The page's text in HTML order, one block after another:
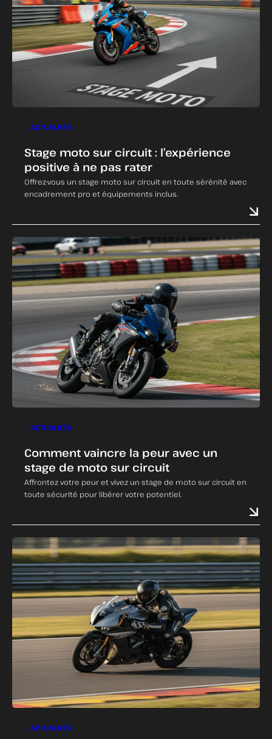
ACTUALITÉS
Stage moto sur circuit : l’expérience
positive à ne pas rater
Offrez-vous un stage moto sur circuit en toute sérénité avec
encadrement pro et équipements inclus.
ACTUALITÉS
Comment vaincre la peur avec un
stage de moto sur circuit
Affrontez votre peur et vivez un stage de moto sur circuit en
toute sécurité pour libérer votre potentiel.
ACTUALITÉS